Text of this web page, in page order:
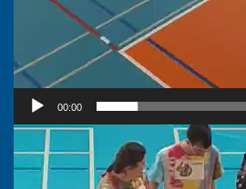
00:00
Video
přehrávač